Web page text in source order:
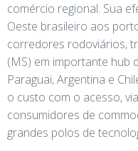
comércio regional. Sua
Oeste brasileiro aos
corredores rodoviários,
(MS) em importante hub
Paraguai, Argentina e
o custo com o acesso,
consumidores de
grandes polos de